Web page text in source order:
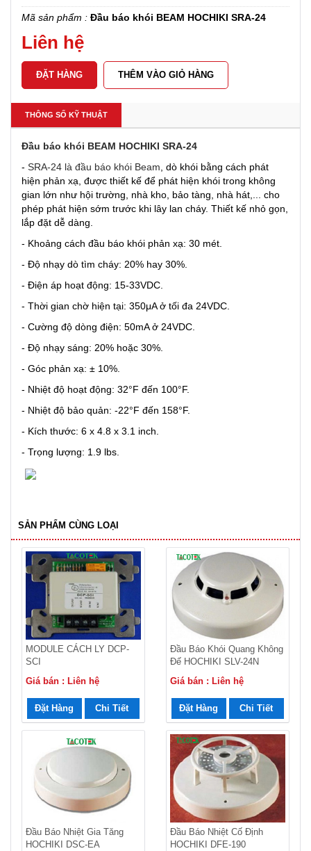
Mã sản phẩm : Đầu báo khói BEAM HOCHIKI SRA-24
Liên hệ
THÊM VÀO GIỎ HÀNG
THÔNG SỐ KỸ THUẬT
Đầu báo khói BEAM HOCHIKI SRA-24
- SRA-24 là đầu báo khói Beam , dò khói bằng cách phát
hiện phản xạ, được thiết kế để phát hiện khói trong không
gian lớn như hội trường, nhà kho, bảo tàng, nhà hát,... cho
phép phát hiện sớm trước khi lây lan cháy. Thiết kế nhỏ gọn,
lắp đặt dễ dàng.
- Khoảng cách đầu báo khói phản xạ: 30 mét.
- Độ nhạy dò tìm cháy: 20% hay 30%.
- Điện áp hoạt động: 15-33VDC.
- Thời gian chờ hiện tại: 350μA ở tối đa 24VDC.
- Cường độ dòng điện: 50mA ở 24VDC.
- Độ nhạy sáng: 20% hoặc 30%.
- Góc phản xạ: ± 10%.
- Nhiệt độ hoạt động: 32°F đến 100°F.
- Nhiệt độ bảo quản: -22°F đến 158°F.
- Kích thước: 6 x 4.8 x 3.1 inch.
- Trọng lượng: 1.9 lbs.
SẢN PHẨM CÙNG LOẠI
MODULE CÁCH LY DCP-
SCI
Giá bán : Liên hệ
Đặt Hàng Chi Tiết
Đầu Báo Khói Quang Không
Đế HOCHIKI SLV-24N
Giá bán : Liên hệ
Đặt Hàng Chi Tiết
Đầu Báo Nhiệt Gia Tăng
HOCHIKI DSC-EA
Đầu Báo Nhiệt Cố Định
HOCHIKI DFE-190